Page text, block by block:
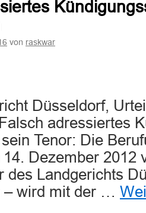
von raskwar
Düsseldorf,
adressiertes
Tenor: Die
Dezember 2012
des Landgerichts
– wird mit der …